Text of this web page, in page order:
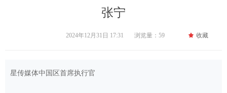
张宁
星传媒体中国区首席执行官
2024年12月31日 17:31 浏览量： 59 끄 收藏